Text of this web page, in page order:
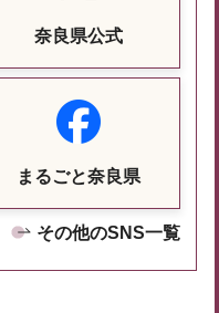
奈良県公式
まるごと奈良県
その他のSNS一覧